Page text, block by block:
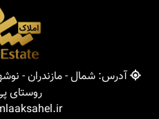
آدرس: شمال - مازندران -
روستای